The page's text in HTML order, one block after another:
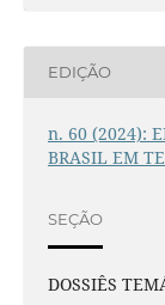
EDIÇÃO
n. 60 (2024):
BRASIL EM
SEÇÃO
DOSSIÊS